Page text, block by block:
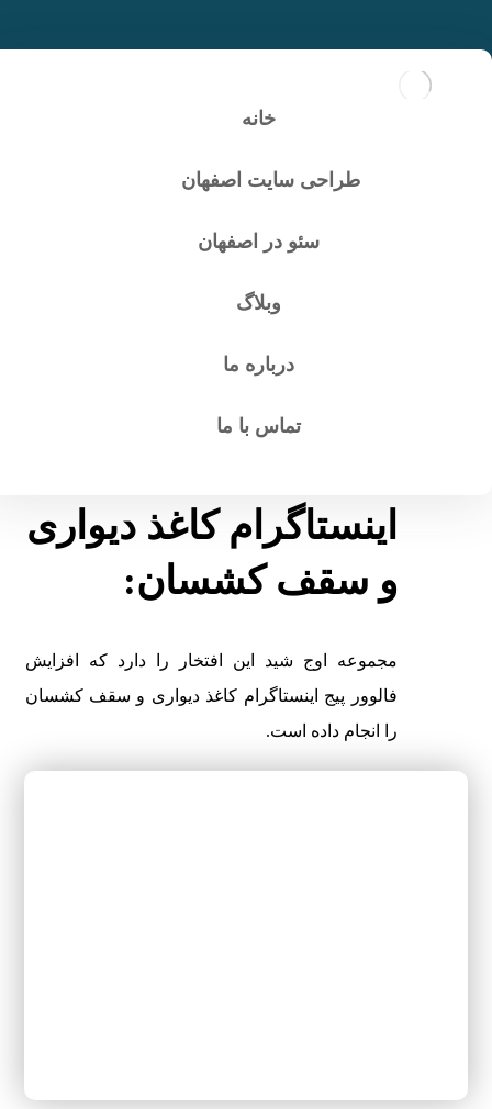
خانه
طراحی سایت اصفهان
سئو در اصفهان
وبلاگ
درباره ما
تماس با ما
اینستاگرام کاغذ دیواری و
سقف کشسان
اینستاگرام کاغذ دیواری
و سقف کشسان:
مجموعه اوج شید این افتخار را دارد که افزایش
فالوور پیج اینستاگرام کاغذ دیواری و سقف کشسان
را انجام داده است.